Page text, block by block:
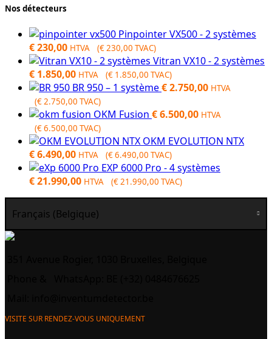
Nos détecteurs
Pinpointer VX500 - 2 systèmes
€230,00 HTVA (€230,00 TVAC)
Vitran VX10 - 2 systèmes
€ 1.850,00 HTVA (€ 1.850,00 TVAC)
BR 950 – 1 système€2.750,00 HTVA
(€2.750,00 TVAC)
OKM Fusion €6.500,00 HTVA
(€6.500,00 TVAC)
OKM EVOLUTION NTX
€6.490,00 HTVA (€6.490,00 TVAC)
EXP 6000 Pro - 4 systèmes
€21.990,00 HTVA (€21.990,00 TVAC)
Français (Belgique)
VISITE SUR RENDEZ-VOUS UNIQUEMENT